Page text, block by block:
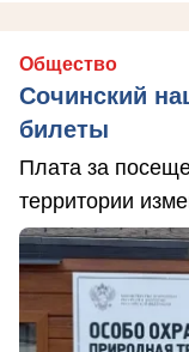
Общество
Сочинский
билеты
Плата за
территории